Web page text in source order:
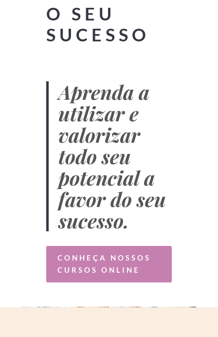
O SEU
SUCESSO
Aprenda a
utilizar e
valorizar
todo seu
potencial a
favor do seu
sucesso.
CONHEÇA NOSSOS
CURSOS ONLINE